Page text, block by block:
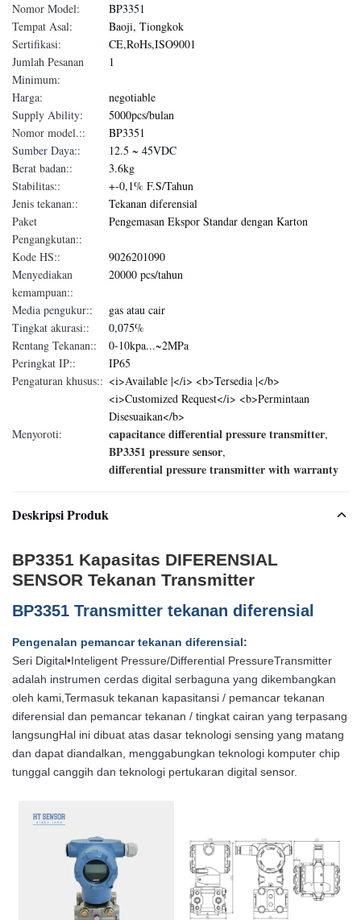
Nomor Model:
BP3351
Tempat Asal:
Baoji, Tiongkok
Sertifikasi:
CE,RoHs,ISO9001
Jumlah Pesanan
Minimum:
1
Harga:
negotiable
Supply Ability:
5000pcs/bulan
Nomor model.::
BP3351
Sumber Daya::
12.5 ~ 45VDC
Berat badan::
3.6kg
Stabilitas::
+-0,1% F.S/Tahun
Jenis tekanan::
Tekanan diferensial
Paket
Pengangkutan::
Pengemasan Ekspor Standar dengan Karton
Kode HS::
9026201090
Menyediakan
kemampuan::
20000 pcs/tahun
Media pengukur::
gas atau cair
Tingkat akurasi::
0,075%
Rentang Tekanan::
0-10kpa...~2MPa
Peringkat IP::
IP65
Pengaturan khusus:: <i>Available |</i> <b>Tersedia |</b>
<i>Customized Request</i> <b>Permintaan
Disesuaikan</b>
Menyoroti:
capacitance differential pressure transmitter,
BP3351 pressure sensor,
differential pressure transmitter with warranty
Deskripsi Produk
BP3351 Kapasitas DIFERENSIAL
SENSOR Tekanan Transmitter
BP3351 Transmitter tekanan diferensial
Pengenalan pemancar tekanan diferensial:
Seri Digital•Inteligent Pressure/Differential PressureTransmitter
adalah instrumen cerdas digital serbaguna yang dikembangkan
oleh kami,Termasuk tekanan kapasitansi / pemancar tekanan
diferensial dan pemancar tekanan / tingkat cairan yang terpasang
langsungHal ini dibuat atas dasar teknologi sensing yang matang
dan dapat diandalkan, menggabungkan teknologi komputer chip
tunggal canggih dan teknologi pertukaran digital sensor.